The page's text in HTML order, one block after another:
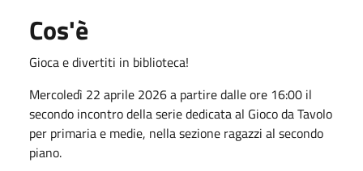
Cos'è
Gioca e divertiti in biblioteca!
Mercoledì 22 aprile 2026 a partire dalle ore 16:00 il
secondo incontro della serie dedicata al Gioco da Tavolo
per primaria e medie, nella sezione ragazzi al secondo
piano.